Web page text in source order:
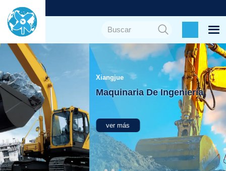
Xiangjue
Maquinaria De Ingeniería
ver más